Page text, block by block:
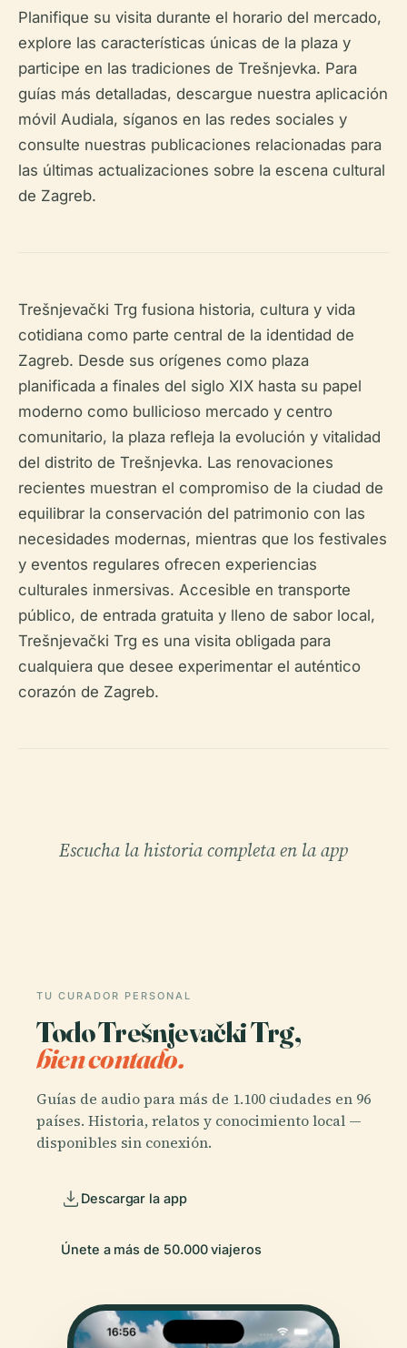
Planifique su visita durante el horario del mercado,
explore las características únicas de la plaza y
participe en las tradiciones de Trešnjevka. Para
guías más detalladas, descargue nuestra aplicación
móvil Audiala, síganos en las redes sociales y
consulte nuestras publicaciones relacionadas para
las últimas actualizaciones sobre la escena cultural
de Zagreb.
Trešnjevački Trg fusiona historia, cultura y vida
cotidiana como parte central de la identidad de
Zagreb. Desde sus orígenes como plaza
planificada a finales del siglo XIX hasta su papel
moderno como bullicioso mercado y centro
comunitario, la plaza refleja la evolución y vitalidad
del distrito de Trešnjevka. Las renovaciones
recientes muestran el compromiso de la ciudad de
equilibrar la conservación del patrimonio con las
necesidades modernas, mientras que los festivales
y eventos regulares ofrecen experiencias
culturales inmersivas. Accesible en transporte
público, de entrada gratuita y lleno de sabor local,
Trešnjevački Trg es una visita obligada para
cualquiera que desee experimentar el auténtico
corazón de Zagreb.
Escucha la historia completa en la app
TU CURADOR PERSONAL
Todo Trešnjevački Trg,
bien contado.
Guías de audio para más de 1.100 ciudades en 96
países. Historia, relatos y conocimiento local —
disponibles sin conexión.
Descargar la app
Únete a más de 50.000 viajeros